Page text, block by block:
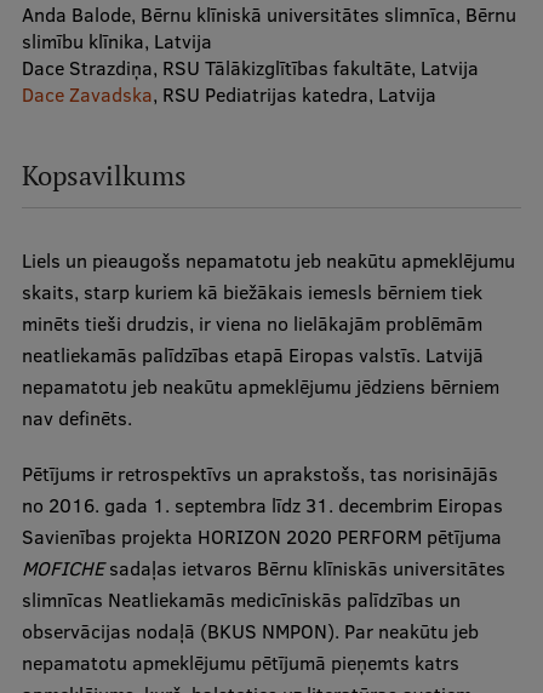
Mobile
izvēlne
Studiju iespējas
Pamatstudiju programmas
Doktorantūra
Rezidentūra
Uzņemšana
Praktiska informācija
Par RSU
Studiju norises vietas
Anda Balode, Bērnu klīniskā universitātes slimnīca, Bērnu
slimību klīnika, Latvija
Dace Strazdiņa, RSU Tālākizglītības fakultāte, Latvija
Dace Zavadska, RSU Pediatrijas katedra, Latvija
Kopsavilkums
Liels un pieaugošs nepamatotu jeb neakūtu apmeklējumu
skaits, starp kuriem kā biežākais iemesls bērniem tiek
minēts tieši drudzis, ir viena no lielākajām problēmām
neatliekamās palīdzības etapā Eiropas valstīs. Latvijā
nepamatotu jeb neakūtu apmeklējumu jēdziens bērniem
nav definēts.
Pētījums ir retrospektīvs un aprakstošs, tas norisinājās
no 2016. gada 1. septembra līdz 31. decembrim Eiropas
Savienības projekta HORIZON 2020 PERFORM pētījuma
MOFICHEsadaļas ietvaros Bērnu klīniskās universitātes
slimnīcas Neatliekamās medicīniskās palīdzības un
observācijas nodaļā (BKUS NMPON). Par neakūtu jeb
nepamatotu apmeklējumu pētījumā pieņemts katrs